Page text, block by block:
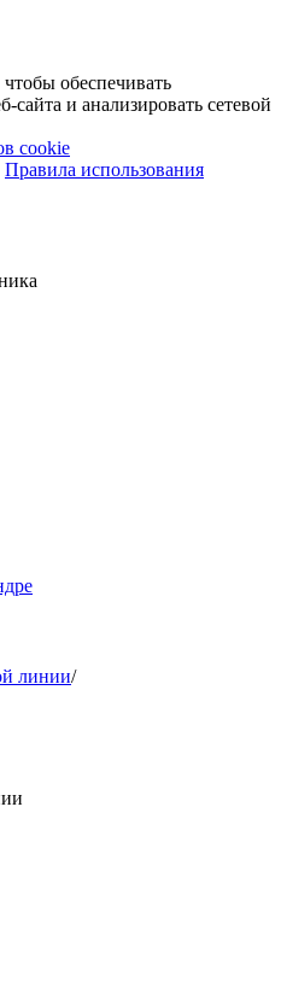
обеспечивать
и анализировать сетевой
cookie
Правила использования
линии/